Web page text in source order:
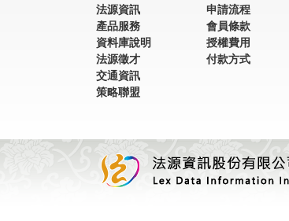
法源資訊
產品服務
資料庫說明
法源徵才
交通資訊
策略聯盟
申請流程
會員條款
授權費用
付款方式